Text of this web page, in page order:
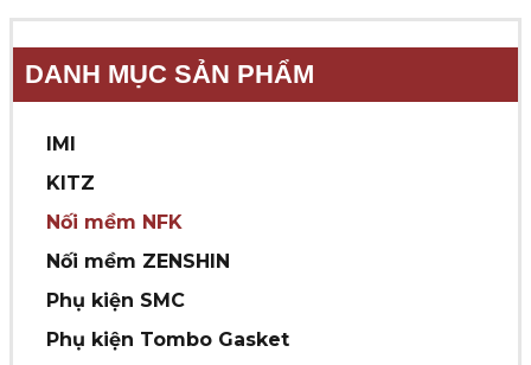
DANH MỤC SẢN PHẨM
IMI
KITZ
Nối mềm NFK
Nối mềm ZENSHIN
Phụ kiện SMC
Phụ kiện Tombo Gasket